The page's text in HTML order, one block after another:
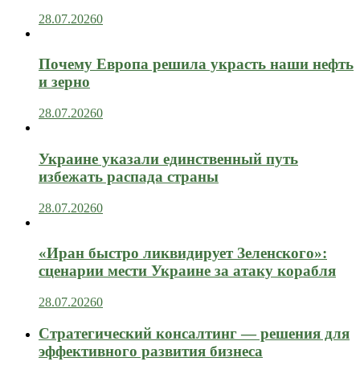
28.07.20260
Почему Европа решила украсть наши нефть
и зерно
28.07.20260
Украине указали единственный путь
избежать распада страны
28.07.20260
«Иран быстро ликвидирует Зеленского»:
сценарии мести Украине за атаку корабля
28.07.20260
Стратегический консалтинг — решения для
эффективного развития бизнеса